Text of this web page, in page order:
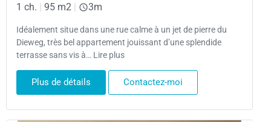
1 ch. | 95 m2 | 3m
Idéalement situe dans une rue calme à un jet de pierre du
Dieweg, très bel appartement jouissant d’une splendide
terrasse sans vis à… Lire plus
Plus de détails Contactez-moi